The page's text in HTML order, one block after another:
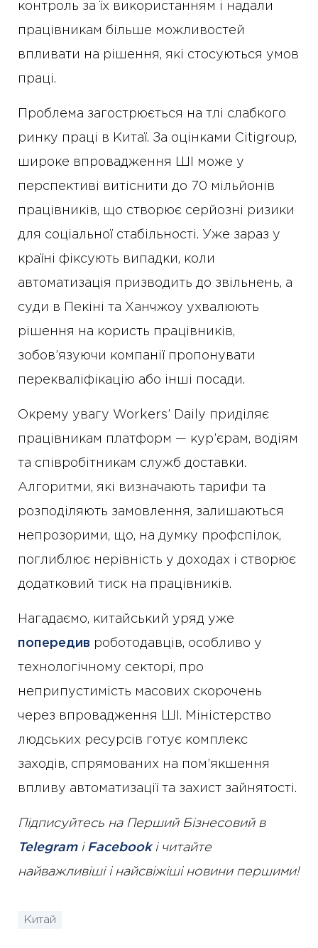
контроль за їх використанням і надали
працівникам більше можливостей
впливати на рішення, які стосуються умов
праці.
Проблема загострюється на тлі слабкого
ринку праці в Китаї. За оцінками Citigroup,
широке впровадження ШІ може у
перспективі витіснити до 70 мільйонів
працівників, що створює серйозні ризики
для соціальної стабільності. Уже зараз у
країні фіксують випадки, коли
автоматизація призводить до звільнень, а
суди в Пекіні та Ханчжоу ухвалюють
рішення на користь працівників,
зобов’язуючи компанії пропонувати
перекваліфікацію або інші посади.
Окрему увагу Workers’ Daily приділяє
працівникам платформ — кур’єрам, водіям
та співробітникам служб доставки.
Алгоритми, які визначають тарифи та
розподіляють замовлення, залишаються
непрозорими, що, на думку профспілок,
поглиблює нерівність у доходах і створює
додатковий тиск на працівників.
Нагадаємо, китайський уряд уже
попередив роботодавців, особливо у
технологічному секторі, про
неприпустимість масових скорочень
через впровадження ШІ. Міністерство
людських ресурсів готує комплекс
заходів, спрямованих на пом’якшення
впливу автоматизації та захист зайнятості.
Підписуйтесь на Перший Бізнесовий в
Telegramі Facebookі читайте
найважливіші і найсвіжіші новини першими!
Китай